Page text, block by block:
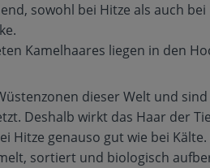
sowohl bei Hitze als auch bei
Kamelhaares liegen in den
dieser Welt und
Deshalb wirkt das Haar der
Hitze genauso gut wie bei
sortiert und biologisch